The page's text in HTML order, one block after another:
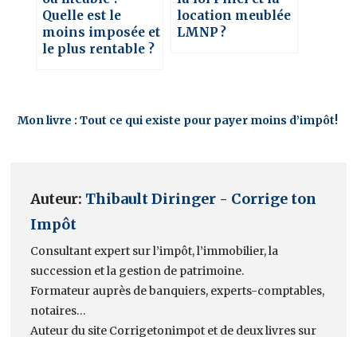
Quelle est le
moins imposée et
le plus rentable ?
location meublée
LMNP ?
Mon livre : Tout ce qui existe pour payer moins d’impôt!
Auteur: Thibault Diringer - Corrige ton
Impôt
Consultant expert sur l’impôt, l’immobilier, la
succession et la gestion de patrimoine.
Formateur auprès de banquiers, experts-comptables,
notaires…
Auteur du site Corrigetonimpot et de deux livres sur